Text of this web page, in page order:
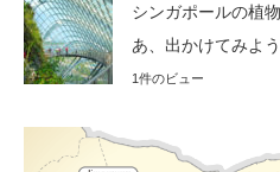
シンガポールの植
あ、出かけてみよ
1件のビュー